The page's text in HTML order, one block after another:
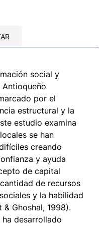
social y
por el
estructural y la
estudio examina
se han
creando
y ayuda
de capital
de recursos
y la habilidad
Ghoshal, 1998).
desarrollado